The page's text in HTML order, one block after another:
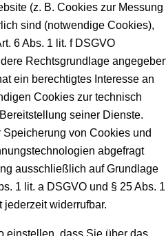
(z. B. Cookies zur Messung
sind (notwendige Cookies),
6 Abs. 1 lit. f DSGVO
Rechtsgrundlage
ein berechtigtes Interesse an
Cookies zur technisch
seiner Dienste.
von Cookies und
abgefragt
ausschließlich auf Grundlage
1 lit. a DSGVO und § 25 Abs. 1
widerrufbar.
einstellen, dass Sie über das